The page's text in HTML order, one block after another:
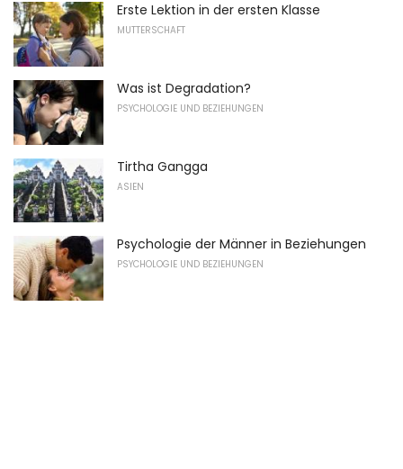
Erste Lektion in der ersten Klasse
MUTTERSCHAFT
Was ist Degradation?
PSYCHOLOGIE UND BEZIEHUNGEN
Tirtha Gangga
ASIEN
Psychologie der Männer in Beziehungen
PSYCHOLOGIE UND BEZIEHUNGEN